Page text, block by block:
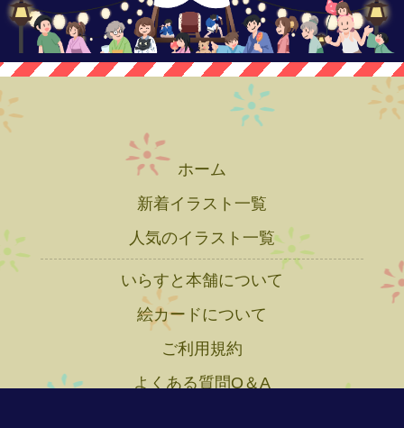
ホーム
新着イラスト一覧
人気のイラスト一覧
いらすと本舗について
絵カードについて
ご利用規約
よくある質問Q＆A